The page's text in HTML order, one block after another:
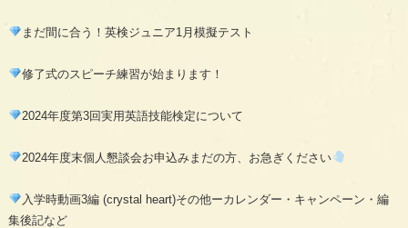
まだ間に合う！英検ジュニア1月模擬テスト
修了式のスピーチ練習が始まります！
2024年度第3回実用英語技能検定について
2024年度末個人懇談会お申込みまだの方、お急ぎください
入学時動画3編 (crystal heart)その他ーカレンダー・キャンペーン・編
集後記など